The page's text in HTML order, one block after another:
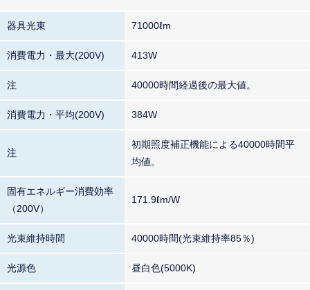
器具光束 71000ℓm
消費電力・最大(200V) 413W
注 40000時間経過後の最大値。
消費電力・平均(200V) 384W
注
初期照度補正機能による40000時間平
均値。
固有エネルギー消費効率
（200V）
171.9ℓm/W
光束維持時間 40000時間(光束維持率85％)
光源色 昼白色(5000K)